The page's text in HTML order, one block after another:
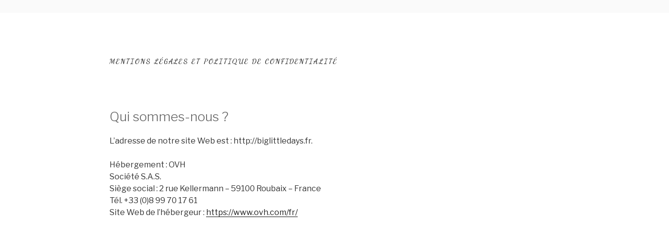
MENTIONS LÉGALES ET POLITIQUE DE CONFIDENTIALITÉ
Qui sommes-nous ?
L’adresse de notre site Web est : http://biglittledays.fr.
Hébergement : OVH
Société S.A.S.
Siège social : 2 rue Kellermann – 59100 Roubaix – France
Tél. +33 (0)8 99 70 17 61
Site Web de l’hébergeur : https://www.ovh.com/fr/